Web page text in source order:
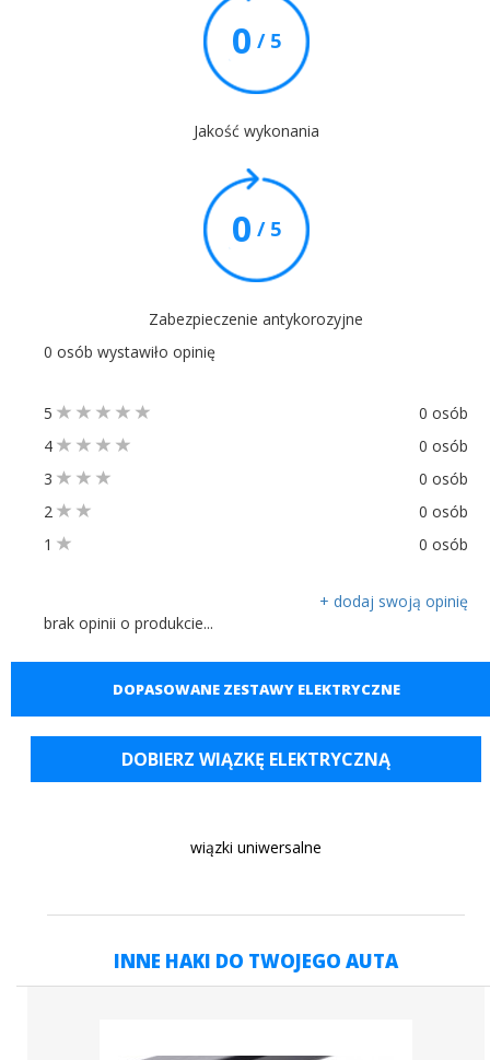
0 / 5
Jakość wykonania
0 / 5
Zabezpieczenie antykorozyjne
0 osób wystawiło opinię
5
0 osób
4
0 osób
3
0 osób
2
0 osób
1
0 osób
+ dodaj swoją opinię
brak opinii o produkcie...
DOPASOWANE ZESTAWY ELEKTRYCZNE
DOBIERZ WIĄZKĘ ELEKTRYCZNĄ
wiązki uniwersalne
INNE HAKI DO TWOJEGO AUTA